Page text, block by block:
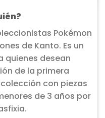
Pokémon
de Kanto. Es un
quienes desean
de la primera
con piezas
de 3 años por